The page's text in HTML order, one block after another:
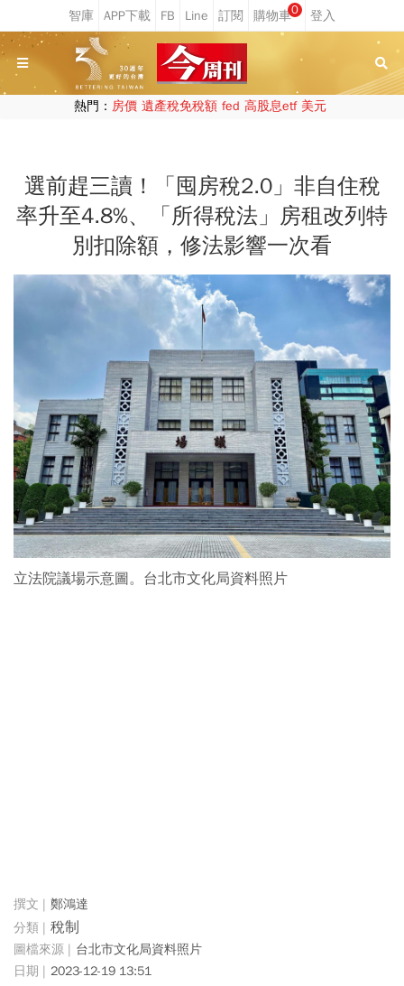
0
熱門： 房價 遺產稅免稅額 fed 高股息etf 美元
選前趕三讀！「囤房稅2.0」非自住稅
率升至4.8%、「所得稅法」房租改列特
別扣除額，修法影響一次看
立法院議場示意圖。台北市文化局資料照片
鄭鴻達
稅制
台北市文化局資料照片
2023-12-19 13:51